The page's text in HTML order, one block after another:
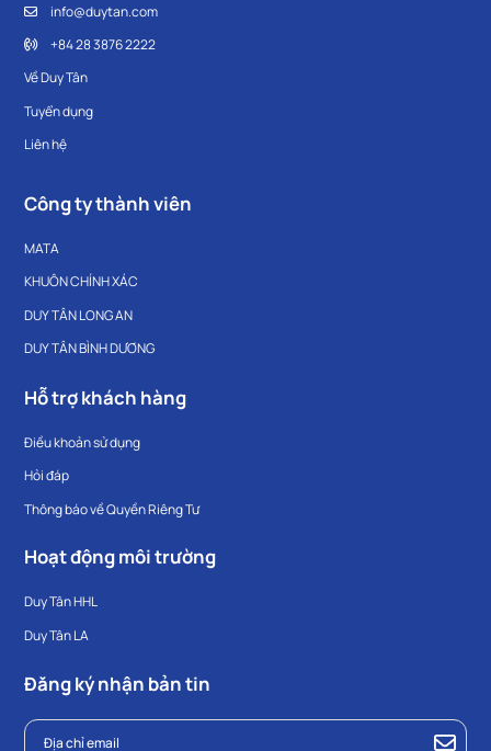
info@duytan.com
+84 28 3876 2222
Về Duy Tân
Tuyển dụng
Liên hệ
Công ty thành viên
MATA
KHUÔN CHÍNH XÁC
DUY TÂN LONG AN
DUY TÂN BÌNH DƯƠNG
Hỗ trợ khách hàng
Điều khoản sử dụng
Hỏi đáp
Thông báo về Quyền Riêng Tư
Hoạt động môi trường
Duy Tân HHL
Duy Tân LA
Đăng ký nhận bản tin